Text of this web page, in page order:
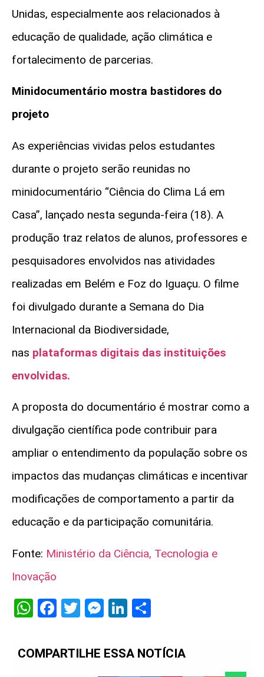
Unidas, especialmente aos relacionados à
educação de qualidade, ação climática e
fortalecimento de parcerias.
Minidocumentário mostra bastidores do
projeto
As experiências vividas pelos estudantes
durante o projeto serão reunidas no
minidocumentário “Ciência do Clima Lá em
Casa”, lançado nesta segunda-feira (18). A
produção traz relatos de alunos, professores e
pesquisadores envolvidos nas atividades
realizadas em Belém e Foz do Iguaçu. O filme
foi divulgado durante a Semana do Dia
Internacional da Biodiversidade,
nas plataformas digitais das instituições
envolvidas.
A proposta do documentário é mostrar como a
divulgação científica pode contribuir para
ampliar o entendimento da população sobre os
impactos das mudanças climáticas e incentivar
modificações de comportamento a partir da
educação e da participação comunitária.
Fonte: Ministério da Ciência, Tecnologia e
Inovação
WhatsApp
Facebook
Twitter
Messenger
LinkedIn
COMPARTILHE ESSA NOTÍCIA